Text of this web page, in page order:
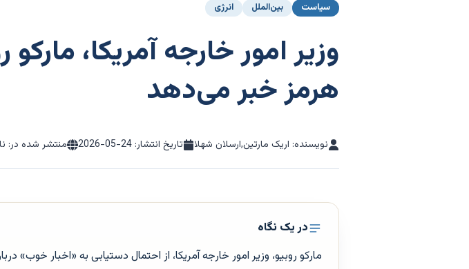
سیاست بین‌الملل انرژی
وزیر امور خارجه آمریکا،
هرمز خبر می‌دهد
نویسنده: اریک مارتین,ارسلان شهلا تاریخ انتشار: 2026-05-24 منتشر شده در:
در یک نگاه
مارکو روبیو، وزیر امور خارجه آمریکا، از احتمال دستیابی به «اخبار خوب»